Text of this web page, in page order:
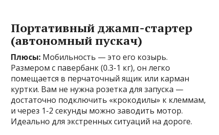
Портативный джамп-стартер
(автономный пускач)
Плюсы: Мобильность — это его козырь.
Размером с павербанк (0.3-1 кг), он легко
помещается в перчаточный ящик или карман
куртки. Вам не нужна розетка для запуска —
достаточно подключить «крокодилы» к клеммам,
и через 1-2 секунды можно заводить мотор.
Идеально для экстренных ситуаций на дороге.